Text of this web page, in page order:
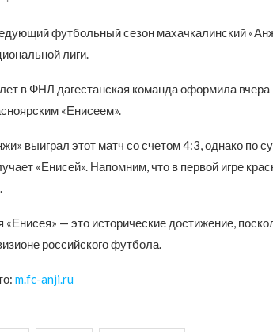
футбольный сезон махачкалинский
лиги.
в ФНЛ дагестанская команда оформила вчера
«Енисеем».
выиграл этот матч со счетом 4:3, однако по
«Енисей». Напомним, что в первой игре
«Енисея» — это исторические достижение,
российского футбола.
m.fc-anji.ru